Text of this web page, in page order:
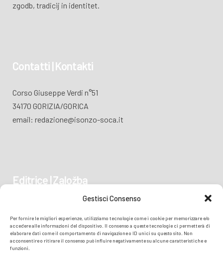
Gestisci Consenso
Per fornire le migliori esperienze, utilizziamo tecnologie come i cookie per memorizzare e/o
accedere alle informazioni del dispositivo. Il consenso a queste tecnologie ci permetterà di
elaborare dati come il comportamento di navigazione o ID unici su questo sito. Non
acconsentire o ritirare il consenso può influire negativamente su alcune caratteristiche e
funzioni.
zgodb, tradicij in identitet.
Contatti | Kontakti
Corso Giuseppe Verdi n°51
34170 GORIZIA/GORICA
email: redazione@isonzo-soca.it
Editrice | Založba
34170 GORIZIA/GORICA